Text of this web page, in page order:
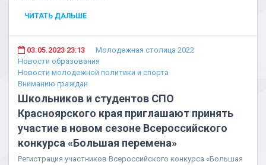
ЧИТАТЬ ДАЛЬШЕ
03.05.2023 23:13
Молодежная столица 2022
Новости образования
Новости молодежной политики и спорта
Вниманию граждан
Школьников и студентов СПО
Красноярского края приглашают принять
участие в новом сезоне Всероссийского
конкурса «Большая перемена»
Регистрация участников Всероссийского конкурса «Большая